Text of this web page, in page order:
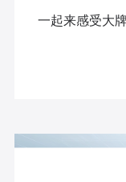
一起来感受大